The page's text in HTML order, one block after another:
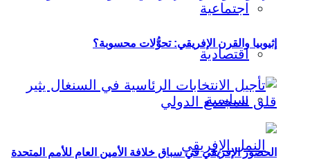
اجتماعية
اقتصادية
سياسية
إثيوبيا والقرن الإفريقي: تحوُّلات محسوبة؟
الحضور الإفريقي في سباق خلافة الأمين العام للأمم المتحدة